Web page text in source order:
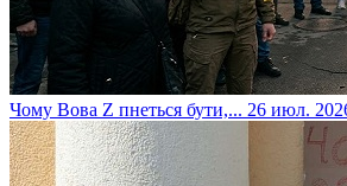
​Чому Вова Z пнеться бути,... 26 июл.